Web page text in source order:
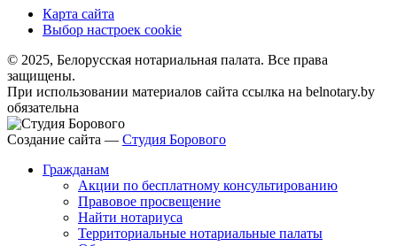
Карта сайта
Выбор настроек cookie
© 2025, Белорусская нотариальная палата. Все права
защищены.
При использовании материалов сайта ссылка на belnotary.by
обязательна
Создание сайта — Студия Борового
Гражданам
Акции по бесплатному консультированию
Правовое просвещение
Найти нотариуса
Территориальные нотариальные палаты